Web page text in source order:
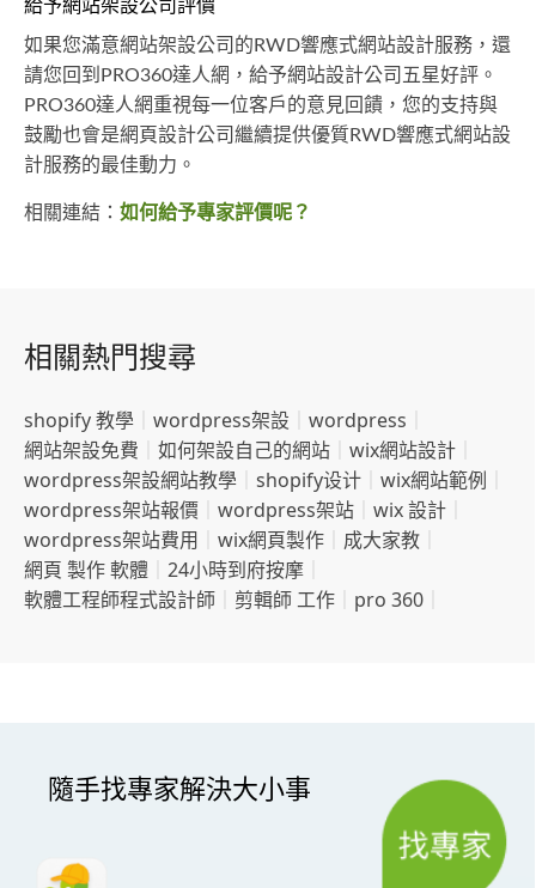
給予網站架設公司評價
如果您滿意網站架設公司的RWD響應式網站設計服務，還
請您回到PRO360達人網，給予網站設計公司五星好評。
PRO360達人網重視每一位客戶的意見回饋，您的支持與
鼓勵也會是網頁設計公司繼續提供優質RWD響應式網站設
計服務的最佳動力。
相關連結： 如何給予專家評價呢？
相關熱門搜尋
shopify 教學 wordpress架設 wordpress
網站架設免費
如何架設自己的網站 wix網站設計
wordpress架設網站教學
shopify设计 wix網站範例
wordpress架站報價
wordpress架站 wix 設計
wordpress架站費用
wix網頁製作 成大家教
網頁 製作 軟體
24小時到府按摩
軟體工程師程式設計師
剪輯師 工作 pro 360
隨手找專家解決大小事